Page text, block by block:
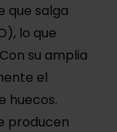
que salga
lo que
su amplia
el
huecos.
producen